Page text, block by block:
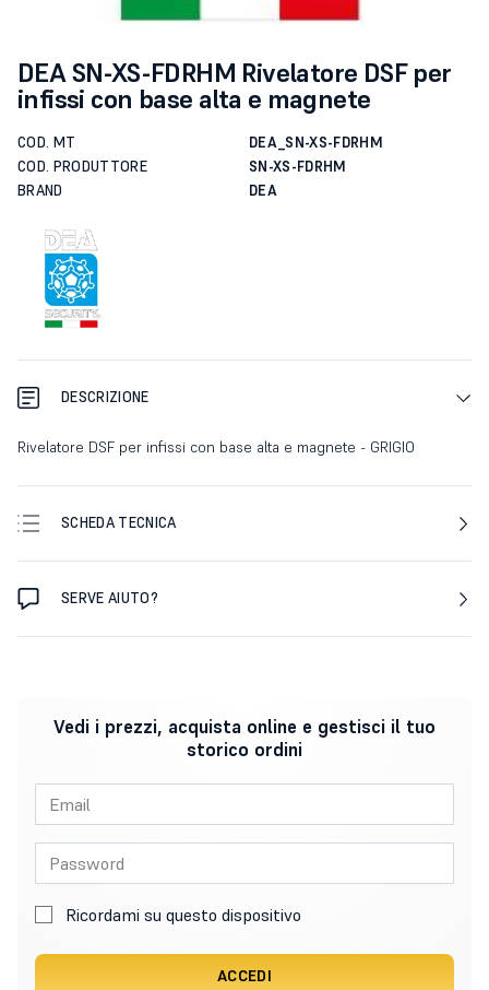
DEA SN-XS-FDRHM Rivelatore DSF per
infissi con base alta e magnete
COD. MT
DEA_SN-XS-FDRHM
COD. PRODUTTORE
SN-XS-FDRHM
BRAND
DEA
DESCRIZIONE
Rivelatore DSF per infissi con base alta e magnete - GRIGIO
SCHEDA TECNICA
SERVE AIUTO?
Vedi i prezzi, acquista online e gestisci il tuo
storico ordini
Ricordami su questo dispositivo
ACCEDI